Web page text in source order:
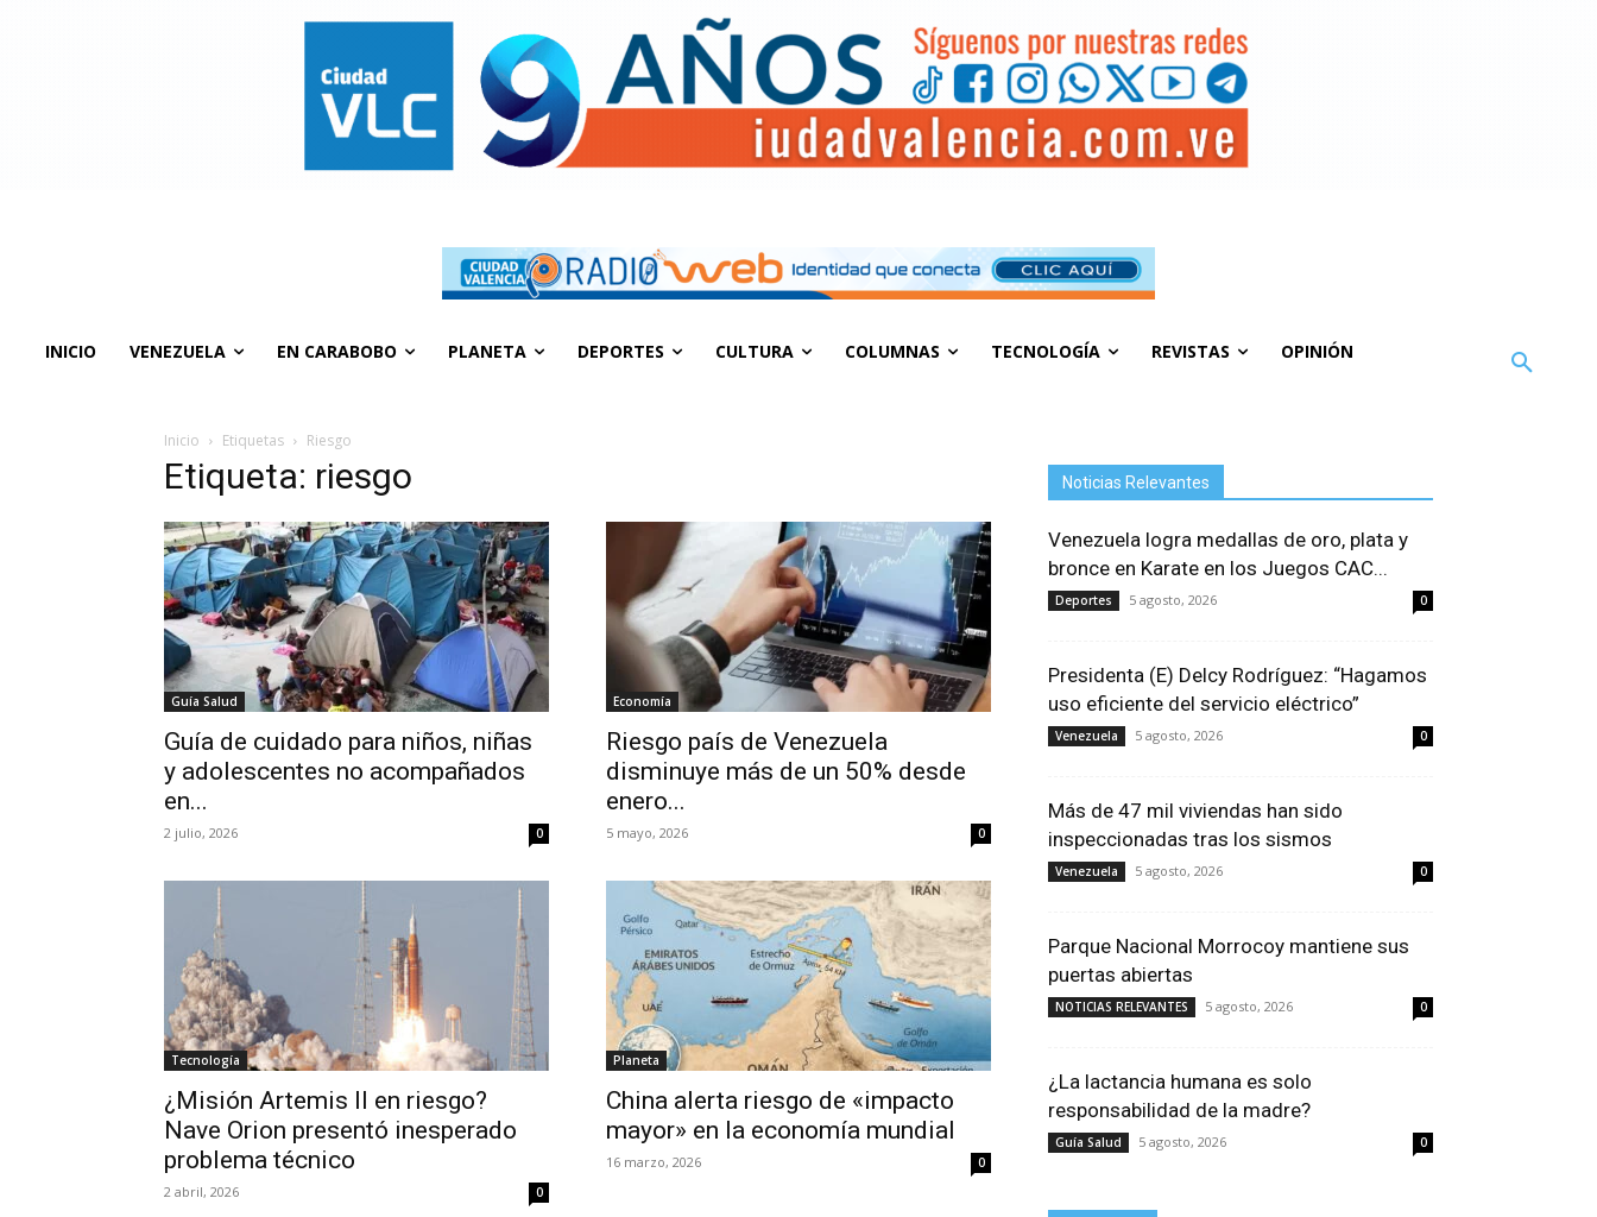
INICIO VENEZUELA EN CARABOBO PLANETA DEPORTES CULTURA COLUMNAS TECNOLOGÍA REVISTAS OPINIÓN
Inicio Etiquetas Riesgo
Etiqueta: riesgo
Guía Salud
Guía de cuidado para niños, niñas
y adolescentes no acompañados
en...
2 julio, 2026 0
Economía
Riesgo país de Venezuela
disminuye más de un 50% desde
enero...
5 mayo, 2026 0
Tecnología
¿Misión Artemis II en riesgo?
Nave Orion presentó inesperado
problema técnico
2 abril, 2026 0
Planeta
China alerta riesgo de «impacto
mayor» en la economía mundial
16 marzo, 2026 0
Noticias Relevantes
Venezuela logra medallas de oro, plata y
bronce en Karate en los Juegos CAC...
Deportes 5 agosto, 2026 0
Presidenta (E) Delcy Rodríguez: “Hagamos
uso eficiente del servicio eléctrico”
Venezuela 5 agosto, 2026 0
Más de 47 mil viviendas han sido
inspeccionadas tras los sismos
Venezuela 5 agosto, 2026 0
Parque Nacional Morrocoy mantiene sus
puertas abiertas
NOTICIAS RELEVANTES 5 agosto, 2026 0
¿La lactancia humana es solo
responsabilidad de la madre?
Guía Salud 5 agosto, 2026 0